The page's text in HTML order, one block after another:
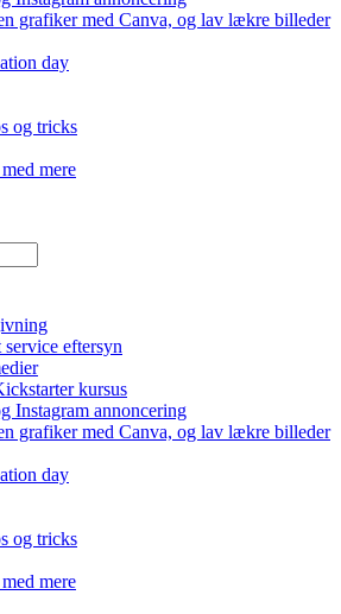
grafiker med Canva, og lav lækre billeder
day
og tricks
mere
eftersyn
kursus
Instagram annoncering
grafiker med Canva, og lav lækre billeder
day
og tricks
mere